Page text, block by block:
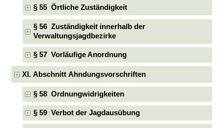
§ 55 Örtliche Zuständigkeit
§ 56 Zuständigkeit innerhalb der
Verwaltungsjagdbezirke
§ 57 Vorläufige Anordnung
XI. Abschnitt Ahndungsvorschriften
§ 58 Ordnungwidrigkeiten
§ 59 Verbot der Jagdausübung